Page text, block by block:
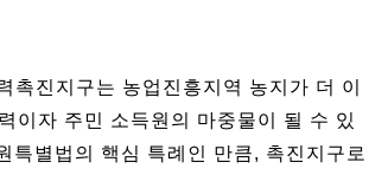
촉진지구는 농업진흥지역 농지가 더 이
이자 주민 소득원의 마중물이 될 수 있
특별법의 핵심 특례인 만큼, 촉진지구로